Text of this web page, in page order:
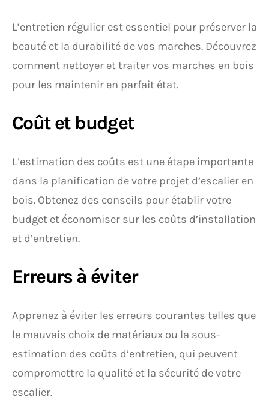
L’entretien régulier est essentiel pour préserver la
beauté et la durabilité de vos marches. Découvrez
comment nettoyer et traiter vos marches en bois
pour les maintenir en parfait état.
Coût et budget
L’estimation des coûts est une étape importante
dans la planification de votre projet d’escalier en
bois. Obtenez des conseils pour établir votre
budget et économiser sur les coûts d’installation
et d’entretien.
Erreurs à éviter
Apprenez à éviter les erreurs courantes telles que
le mauvais choix de matériaux ou la sous-
estimation des coûts d’entretien, qui peuvent
compromettre la qualité et la sécurité de votre
escalier.